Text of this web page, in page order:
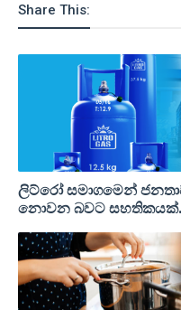
Share This:
ලිට්රෝ සමාගමෙන්
නොවන බවට සහතිකයක්.